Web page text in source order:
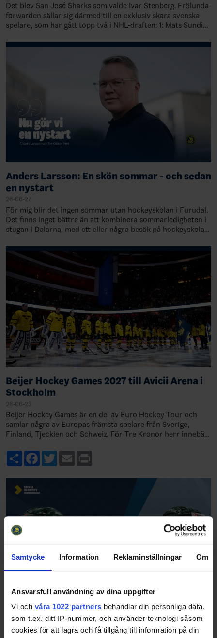
Samtycke Information Reklaminställningar Om
Ansvarsfull användning av dina uppgifter
Vi och våra 1022 partners behandlar din personliga data,
som t.ex. ditt IP-nummer, och använder teknologi såsom
cookies för att lagra och få tillgång till information på din
Det blev San José Sharks som valde Ivar Stenberg. Frölunda-
forwarden sällar sig därmed till en exklusiv skara svenska
spelare, som har gått topp två i NHL-draften: 1: Mats Sundin,
Anders Larsson: En skön sommar - och sedan
en nystart
26-06-27
För mig blir det ingen sommar utan hockeyskolan i Furudal.
Det finns inget bättre än att kombinera sommarledigheten i
stugan i Dalarna, med ett eller några besök på hockeyskolan
Beijer Hockey Games 2027 till Avicii Arena i
Stockholm
26-06-23
Beijer Hockey Games är en del av Euro Hockey Tour och
samlar några av Europas främsta spelare från Sverige,
Finland, Tjeckien och Schweiz. För Tre Kronor herr innebär
ShareFacebook
TwitterEmail